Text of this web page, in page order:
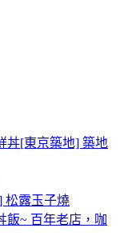
[東京築地] 築地
松露玉子燒